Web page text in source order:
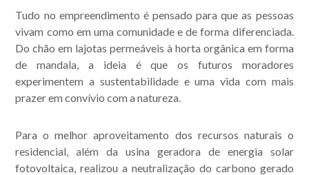
Tudo no empreendimento é pensado para que as pessoas
vivam como em uma comunidade e de forma diferenciada.
Do chão em lajotas permeáveis à horta orgânica em forma
de mandala, a ideia é que os futuros moradores
experimentem a sustentabilidade e uma vida com mais
prazer em convívio com a natureza.
Para o melhor aproveitamento dos recursos naturais o
residencial, além da usina geradora de energia solar
fotovoltaica, realizou a neutralização do carbono gerado